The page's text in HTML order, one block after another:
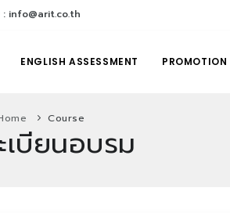
: info@arit.co.th
ENGLISH ASSESSMENT PROMOTION
Course
เบียนอบรม